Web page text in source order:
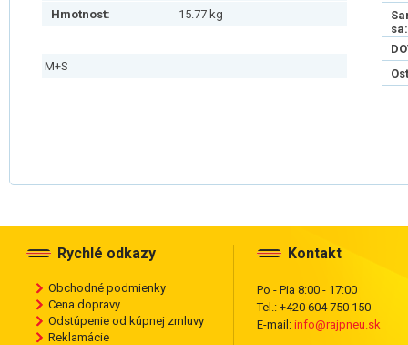
Hmotnost:
15.77 kg
M+S
sa:
Rychlé odkazy
Obchodné podmienky
Cena dopravy
Odstúpenie od kúpnej zmluvy
Reklamácie
Kontakt
Po - Pia 8:00 - 17:00
Tel.: +420 604 750 150
E-mail: info@rajpneu.sk